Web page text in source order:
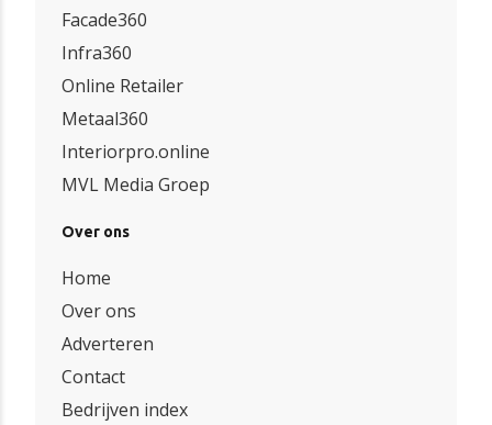
Facade360
Infra360
Online Retailer
Metaal360
Interiorpro.online
MVL Media Groep
Over ons
Home
Over ons
Adverteren
Contact
Bedrijven index